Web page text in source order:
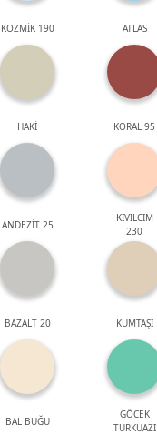
KOZMİK 190 ATLAS
HAKİ KORAL 95
ANDEZİT 25
KIVILCIM
230
BAZALT 20 KUMTAŞI
BAL BUĞU
GÖCEK
TURKUAZI